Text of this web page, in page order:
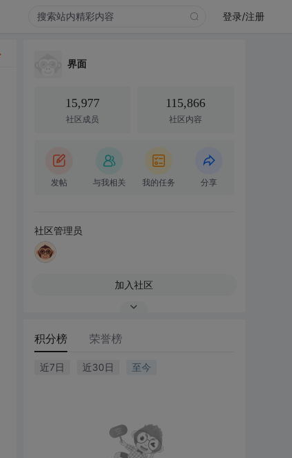
登录/注册
界面
15,977
社区成员
115,866
社区内容
发帖 与我相关 我的任务 分享
社区管理员
加入社区
积分榜 荣誉榜
近7日 近30日 至今